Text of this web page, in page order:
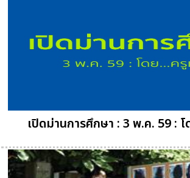
เปิดม่านการศึกษา : 3 พ.ค. 59 :